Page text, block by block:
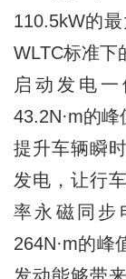
110.5kW的
WLTC标准下
启动发电
43.2N·m的
提升车辆瞬
发电，让行
率永磁同步
264N·m的峰